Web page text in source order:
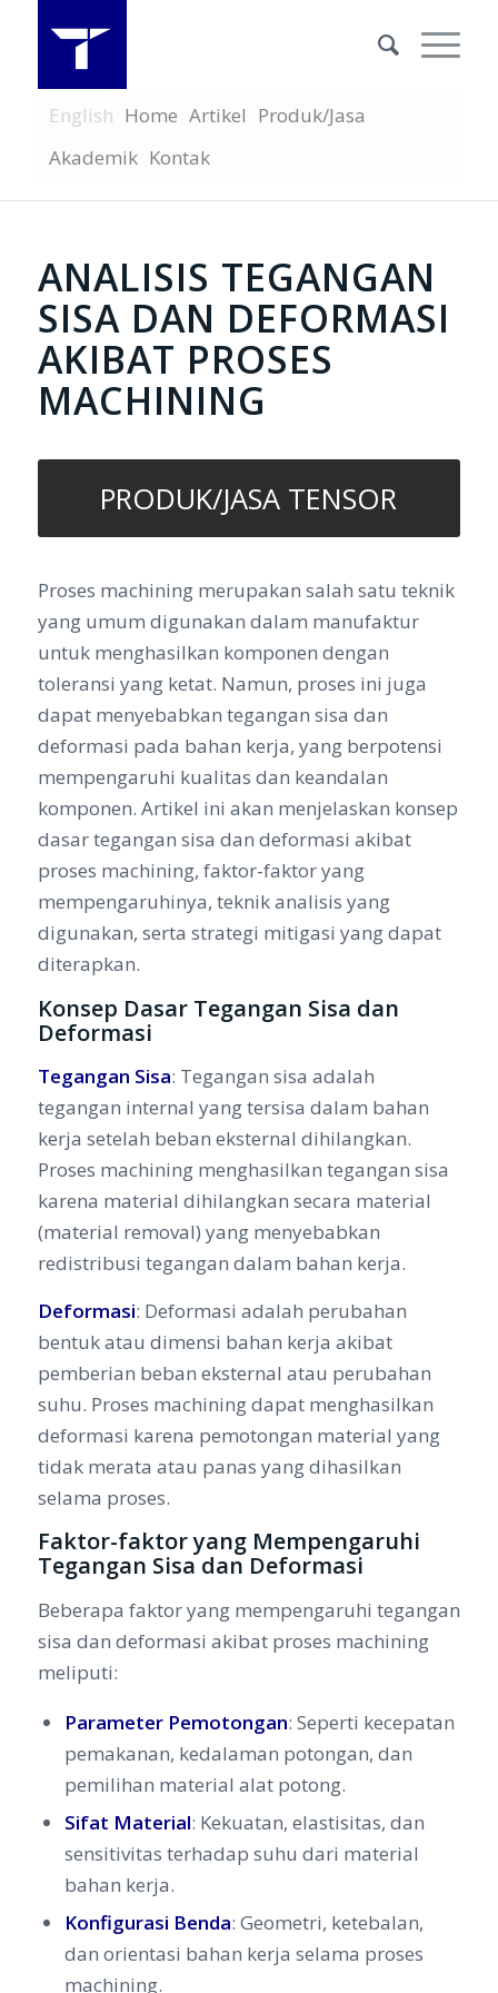
English Home Artikel Produk/Jasa
Akademik Kontak
ANALISIS TEGANGAN
SISA DAN DEFORMASI
AKIBAT PROSES
MACHINING
PRODUK/JASA TENSOR
Proses machining merupakan salah satu teknik
yang umum digunakan dalam manufaktur
untuk menghasilkan komponen dengan
toleransi yang ketat. Namun, proses ini juga
dapat menyebabkan tegangan sisa dan
deformasi pada bahan kerja, yang berpotensi
mempengaruhi kualitas dan keandalan
komponen. Artikel ini akan menjelaskan konsep
dasar tegangan sisa dan deformasi akibat
proses machining, faktor-faktor yang
mempengaruhinya, teknik analisis yang
digunakan, serta strategi mitigasi yang dapat
diterapkan.
Konsep Dasar Tegangan Sisa dan
Deformasi
Tegangan Sisa: Tegangan sisa adalah
tegangan internal yang tersisa dalam bahan
kerja setelah beban eksternal dihilangkan.
Proses machining menghasilkan tegangan sisa
karena material dihilangkan secara material
(material removal) yang menyebabkan
redistribusi tegangan dalam bahan kerja.
Deformasi: Deformasi adalah perubahan
bentuk atau dimensi bahan kerja akibat
pemberian beban eksternal atau perubahan
suhu. Proses machining dapat menghasilkan
deformasi karena pemotongan material yang
tidak merata atau panas yang dihasilkan
selama proses.
Faktor-faktor yang Mempengaruhi
Tegangan Sisa dan Deformasi
Beberapa faktor yang mempengaruhi tegangan
sisa dan deformasi akibat proses machining
meliputi:
Parameter Pemotongan: Seperti kecepatan
pemakanan, kedalaman potongan, dan
pemilihan material alat potong.
Sifat Material: Kekuatan, elastisitas, dan
sensitivitas terhadap suhu dari material
bahan kerja.
Konfigurasi Benda: Geometri, ketebalan,
dan orientasi bahan kerja selama proses
machining.